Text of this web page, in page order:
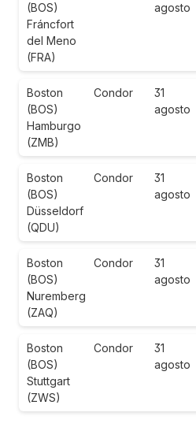
(BOS)
Fráncfort
del Meno
(FRA)
agosto
Boston
(BOS)
Hamburgo
(ZMB)
Condor
31
agosto
Boston
(BOS)
Düsseldorf
(QDU)
Condor
31
agosto
Boston
(BOS)
Nuremberg
(ZAQ)
Condor
31
agosto
Boston
(BOS)
Stuttgart
(ZWS)
Condor
31
agosto